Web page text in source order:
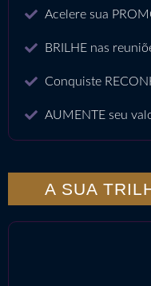
Acelere sua
BRILHE nas
Conquiste
AUMENTE seu
A SUA